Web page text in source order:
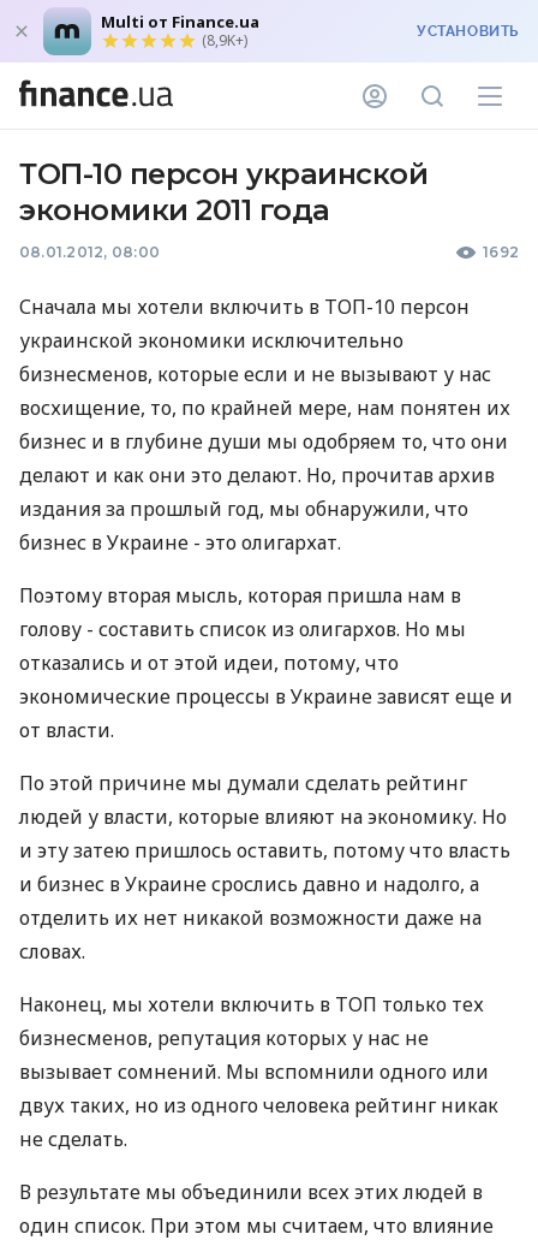
Multi от Finance.ua
(8,9K+) УСТАНОВИТЬ
ТОП-10 персон украинской
экономики 2011 года
08.01.2012, 08:00 1692
Сначала мы хотели включить в ТОП-10 персон
украинской экономики исключительно
бизнесменов, которые если и не вызывают у нас
восхищение, то, по крайней мере, нам понятен их
бизнес и в глубине души мы одобряем то, что они
делают и как они это делают. Но, прочитав архив
издания за прошлый год, мы обнаружили, что
бизнес в Украине - это олигархат.
Поэтому вторая мысль, которая пришла нам в
голову - составить список из олигархов. Но мы
отказались и от этой идеи, потому, что
экономические процессы в Украине зависят еще и
от власти.
По этой причине мы думали сделать рейтинг
людей у власти, которые влияют на экономику. Но
и эту затею пришлось оставить, потому что власть
и бизнес в Украине срослись давно и надолго, а
отделить их нет никакой возможности даже на
словах.
Наконец, мы хотели включить в ТОП только тех
бизнесменов, репутация которых у нас не
вызывает сомнений. Мы вспомнили одного или
двух таких, но из одного человека рейтинг никак
не сделать.
В результате мы объединили всех этих людей в
один список. При этом мы считаем, что влияние